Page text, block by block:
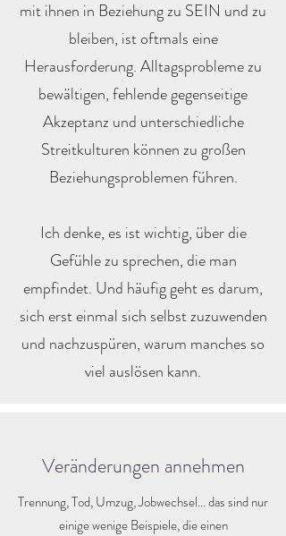
mit ihnen in Beziehung zu SEIN und zu
bleiben, ist oftmals eine
Herausforderung. Alltagsprobleme zu
bewältigen, fehlende gegenseitige
Akzeptanz und unterschiedliche
Streitkulturen können zu großen
Beziehungsproblemen führen.
Ich denke, es ist wichtig, über die
Gefühle zu sprechen, die man
empfindet. Und häufig geht es darum,
sich erst einmal sich selbst zuzuwenden
und nachzuspüren, warum manches so
viel auslösen kann.
Veränderungen annehmen
Trennung, Tod, Umzug, Jobwechsel... das sind nur
einige wenige Beispiele, die einen